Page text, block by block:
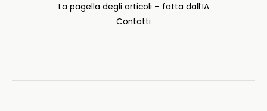
La pagella degli articoli – fatta dall’IA
Contatti